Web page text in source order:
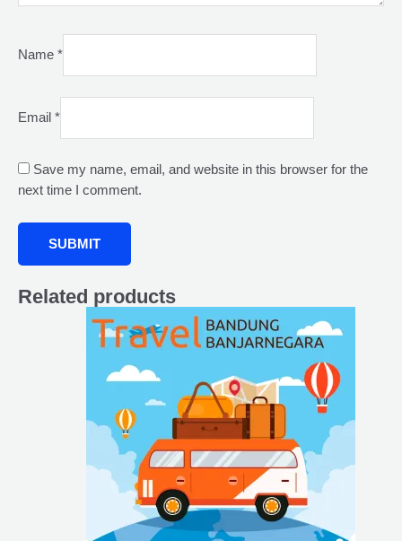
Name *
Email *
Save my name, email, and website in this browser for the
next time I comment.
Related products